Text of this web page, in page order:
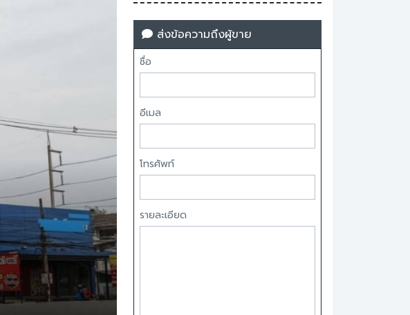
ส่งข้อความถึงผู้ขาย
ชื่อ
อีเมล
โทรศัพท์
รายละเอียด